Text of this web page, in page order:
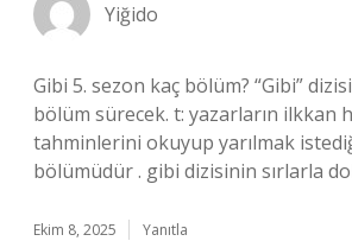
Yiğido
Gibi 5. sezon kaç bölüm? “Gibi”
bölüm sürecek. t: yazarların ilkkan
tahminlerini okuyup yarılmak
bölümüdür . gibi dizisinin sırlarla
Ekim 8, 2025 Yanıtla